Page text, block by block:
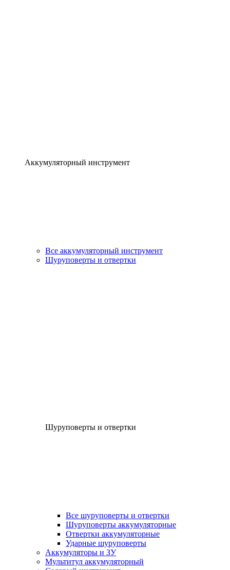
Аккумуляторный инструмент
Все аккумуляторный инструмент
Шуруповерты и отвертки
Шуруповерты и отвертки
Все шуруповерты и отвертки
Шуруповерты аккумуляторные
Отвертки аккумуляторные
Ударные шуруповерты
Аккумуляторы и ЗУ
Мультитул аккумуляторный